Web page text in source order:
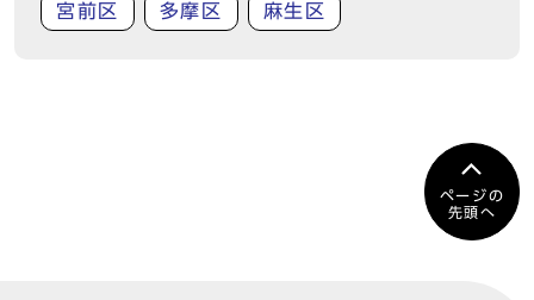
宮前区 多摩区 麻生区
ページの
先頭へ